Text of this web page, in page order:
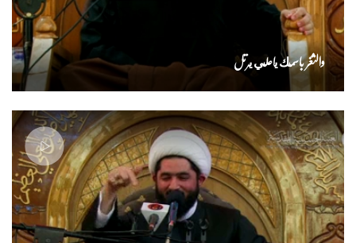
والثغر باسمك ياعلي يرتل